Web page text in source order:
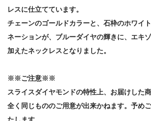
レスに仕立てています。
チェーンのゴールドカラーと、石枠のホワイ
ネーションが、ブルーダイヤの輝きに、エキ
加えたネックレスとなりました。
※※ご注意※※
スライスダイヤモンドの特性上、お届けした
全く同じもののご用意が出来かねます。予め